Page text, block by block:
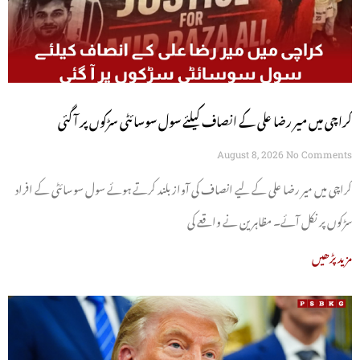
کراچی میں میر رضا علی کے انصاف کیلئے سول سوسائٹی سڑکوں پر آ گئی
August 8, 2026 No Comments
کراچی میں میر رضا علی کے لیے انصاف کی آواز بلند کرتے ہوئے سول سوسائٹی کے افراد
سڑکوں پر نکل آئے۔ مظاہرین نے واقعے کی
مزید پڑھیں